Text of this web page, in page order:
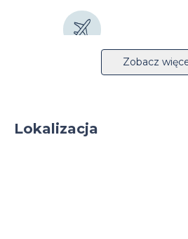
Lotnisko 2km
Transport publiczny 1km
Zobacz
Lokalizacja